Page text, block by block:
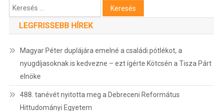
Keresés:
LEGFRISSEBB HÍREK
Magyar Péter duplájára emelné a családi pótlékot, a
nyugdíjasoknak is kedvezne – ezt ígérte Kötcsén a Tisza Párt
elnöke
488. tanévét nyitotta meg a Debreceni Református
Hittudományi Egyetem